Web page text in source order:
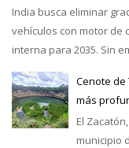
India busca eliminar
vehículos con motor de
interna para 2035. Sin
Cenote de
más
El
municipio